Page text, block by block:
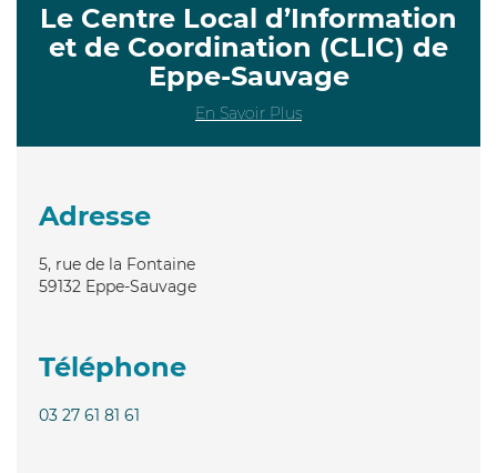
Le Centre Local d’Information
et de Coordination (CLIC) de
Eppe-Sauvage
En Savoir Plus
Adresse
5, rue de la Fontaine
59132 Eppe-Sauvage
Téléphone
03 27 61 81 61